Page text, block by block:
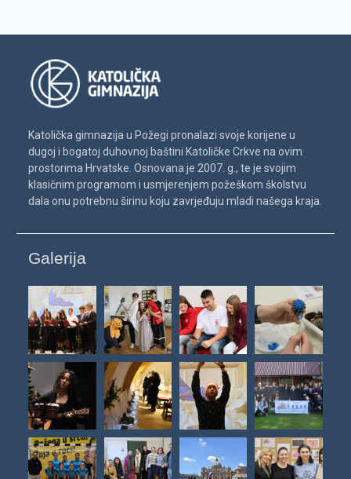
Katolička gimnazija u Požegi pronalazi svoje korijene u
dugoj i bogatoj duhovnoj baštini Katoličke Crkve na ovim
prostorima Hrvatske. Osnovana je 2007. g., te je svojim
klasičnim programom i usmjerenjem požeškom školstvu
dala onu potrebnu širinu koju zavrjeđuju mladi našega kraja.
Galerija